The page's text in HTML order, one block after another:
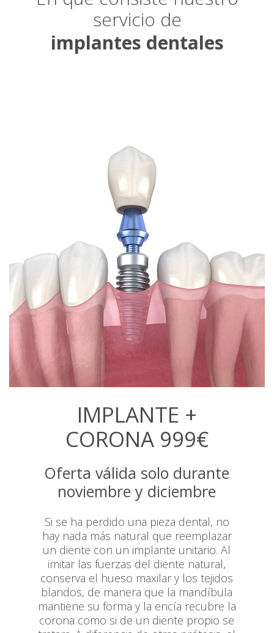
servicio de
implantes dentales
IMPLANTE +
CORONA 999€
Oferta válida solo durante
noviembre y diciembre
Si se ha perdido una pieza dental, no
hay nada más natural que reemplazar
un diente con un implante unitario. Al
imitar las fuerzas del diente natural,
conserva el hueso maxilar y los tejidos
blandos, de manera que la mandíbula
mantiene su forma y la encía recubre la
corona como si de un diente propio se